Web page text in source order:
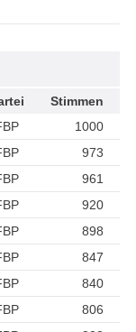
Stimmen
1000
973
961
920
898
847
840
806